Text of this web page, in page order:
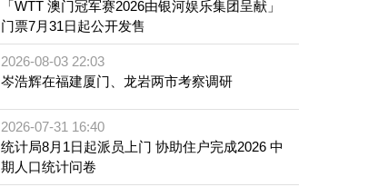
「WTT 澳门冠军赛2026由银河娱乐集团呈献」
门票7月31日起公开发售
2026-08-03 22:03
岑浩辉在福建厦门、龙岩两市考察调研
2026-07-31 16:40
统计局8月1日起派员上门 协助住户完成2026 中
期人口统计问卷